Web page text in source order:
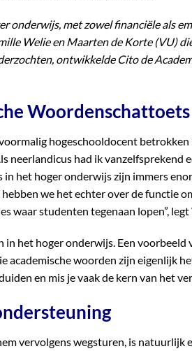
onderwijs, met zowel financiële als
Welie en Maarten de Korte (VU)
ontwikkelde Cito de
Woordenschattoets
voormalig hogeschooldocent
had ik vanzelfsprekend
het hoger onderwijs zijn immers
we het echter over de functie
waar studenten tegenaan lopen”,
het hoger onderwijs. Een voorbeeld
academische woorden zijn eigenlijk
en mis je vaak de kern van het
vervolgens wegsturen, is natuurlijk